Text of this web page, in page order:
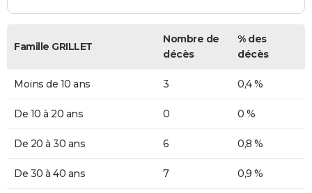
Famille GRILLET
Nombre de
décès
% des
décès
Moins de 10 ans 3 0,4 %
De 10 à 20 ans 0 0 %
De 20 à 30 ans 6 0,8 %
De 30 à 40 ans 7 0,9 %